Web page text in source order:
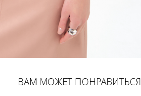
ВАМ МОЖЕТ ПОНРАВИТЬСЯ